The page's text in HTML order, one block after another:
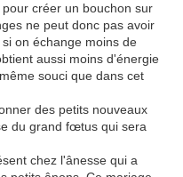
créer un bouchon sur
ne peut donc pas avoir
on échange moins de
aussi moins d'énergie
souci que dans cet
des petits nouveaux
du grand fœtus qui sera
chez l'ânesse qui a